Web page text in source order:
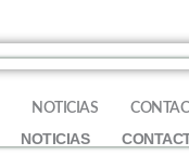
NOTICIAS
NOTICIAS